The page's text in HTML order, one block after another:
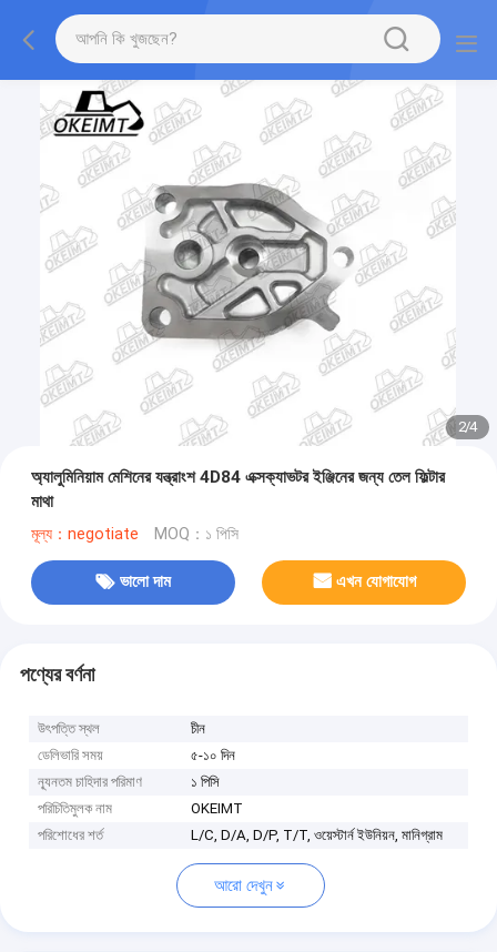
2/4
অ্যালুমিনিয়াম মেশিনের যন্ত্রাংশ 4D84 এক্সক্যাভটর ইঞ্জিনের জন্য তেল ফিল্টার
মাথা
মূল্য：negotiate MOQ：১ পিসি
ভালো দাম এখন যোগাযোগ
পণ্যের বর্ণনা
উৎপত্তি স্থল
চীন
ডেলিভারি সময়
৫-১০ দিন
ন্যূনতম চাহিদার পরিমাণ
১ পিসি
পরিচিতিমুলক নাম
OKEIMT
পরিশোধের শর্ত
L/C, D/A, D/P, T/T, ওয়েস্টার্ন ইউনিয়ন, মানিগ্রাম
আরো দেখুন